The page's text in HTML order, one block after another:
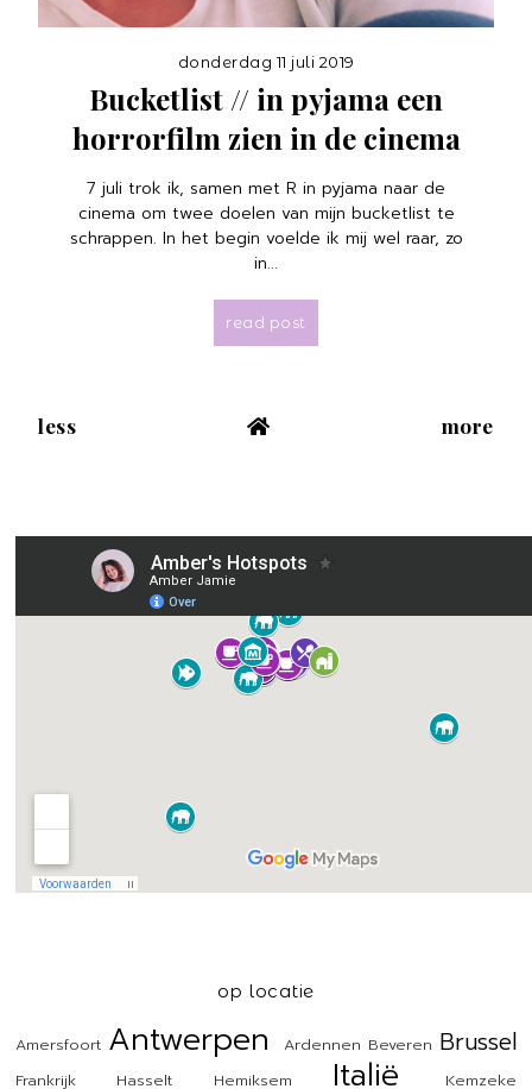
donderdag 11 juli 2019
Bucketlist // in pyjama een
horrorfilm zien in de cinema
7 juli trok ik, samen met R in pyjama naar de
cinema om twee doelen van mijn bucketlist te
schrappen. In het begin voelde ik mij wel raar, zo
in...
read post
less more
op locatie
Amersfoort Antwerpen Ardennen Beveren Brussel
Frankrijk Hasselt Hemiksem Italië Kemzeke